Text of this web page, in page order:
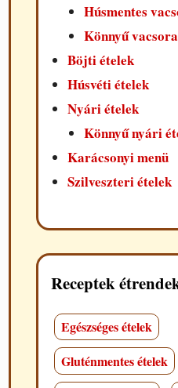
Húsmentes
Könnyű vacsora
Böjti ételek
Húsvéti ételek
Nyári ételek
Könnyű nyári
Karácsonyi menü
Szilveszteri ételek
Receptek
Egészséges ételek
Gluténmentes ételek